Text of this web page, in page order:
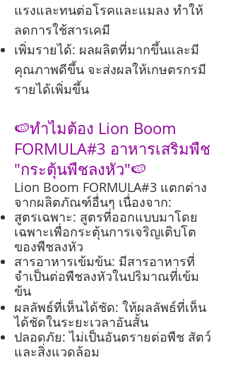
แรงและทนต่อโรคและแมลง ทำให้
ลดการใช้สารเคมี
เพิ่มรายได้: ผลผลิตที่มากขึ้นและมี
คุณภาพดีขึ้น จะส่งผลให้เกษตรกรมี
รายได้เพิ่มขึ้น
🍉ทำไมต้อง Lion Boom
FORMULA#3 อาหารเสริมพืช
"กระตุ้นพืชลงหัว"🍉
Lion Boom FORMULA#3 แตกต่าง
จากผลิตภัณฑ์อื่นๆ เนื่องจาก:
สูตรเฉพาะ: สูตรที่ออกแบบมาโดย
เฉพาะเพื่อกระตุ้นการเจริญเติบโต
ของพืชลงหัว
สารอาหารเข้มข้น: มีสารอาหารที่
จำเป็นต่อพืชลงหัวในปริมาณที่เข้ม
ข้น
ผลลัพธ์ที่เห็นได้ชัด: ให้ผลลัพธ์ที่เห็น
ได้ชัดในระยะเวลาอันสั้น
ปลอดภัย: ไม่เป็นอันตรายต่อพืช สัตว์
และสิ่งแวดล้อม